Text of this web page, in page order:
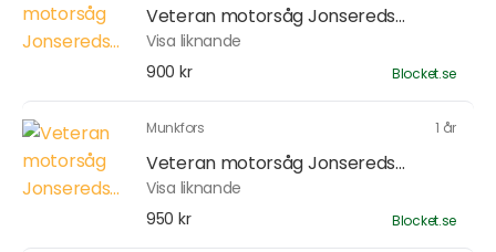
Veteran motorsåg Jonsereds...
Visa liknande
900 kr
Blocket.se
Munkfors 1 år
Veteran motorsåg Jonsereds...
Visa liknande
950 kr
Blocket.se